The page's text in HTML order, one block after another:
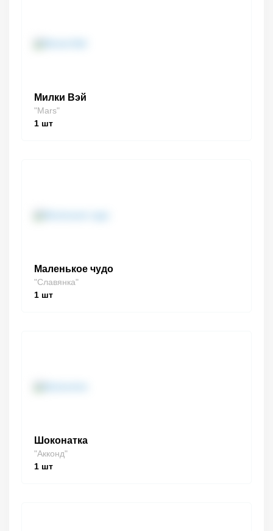
Милки Вэй
"Mars"
1 шт
Маленькое чудо
"Славянка"
1 шт
Шоконатка
"Акконд"
1 шт